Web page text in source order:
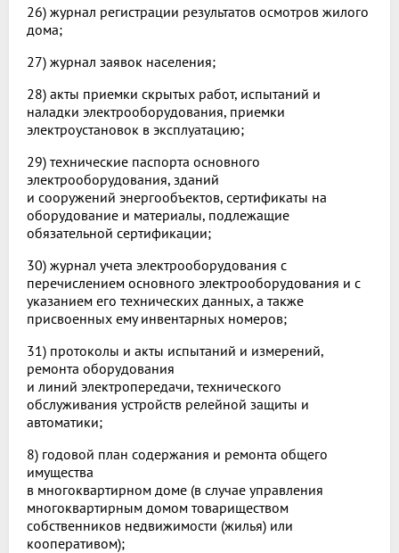
26) журнал регистрации результатов осмотров жилого
дома;
27) журнал заявок населения;
28) акты приемки скрытых работ, испытаний и
наладки электрооборудования, приемки
электроустановок в эксплуатацию;
29) технические паспорта основного
электрооборудования, зданий
и сооружений энергообъектов, сертификаты на
оборудование и материалы, подлежащие
обязательной сертификации;
30) журнал учета электрооборудования с
перечислением основного электрооборудования и с
указанием его технических данных, а также
присвоенных ему инвентарных номеров;
31) протоколы и акты испытаний и измерений,
ремонта оборудования
и линий электропередачи, технического
обслуживания устройств релейной защиты и
автоматики;
8) годовой план содержания и ремонта общего
имущества
в многоквартирном доме (в случае управления
многоквартирным домом товариществом
собственников недвижимости (жилья) или
кооперативом);